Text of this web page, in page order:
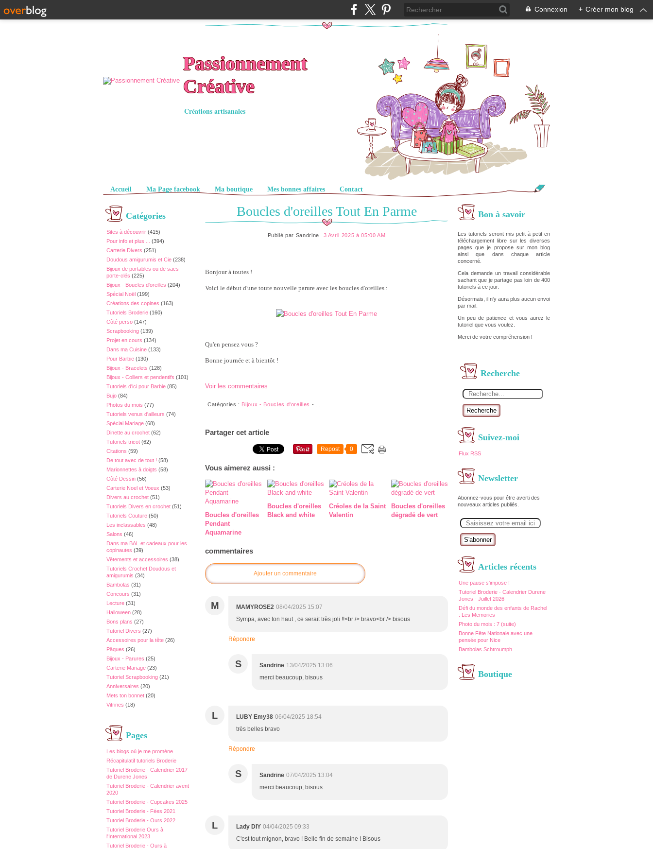
Connexion + Créer mon blog
Passionnement
Créative
Créations artisanales
Pages
Accueil Ma Page facebook Ma boutique Mes bonnes affaires Contact
Catégories
Sites à découvrir (415)
Pour info et plus ...
(394)
Carterie Divers (251)
Doudous amigurumis et Cie (238)
Bijoux de portables ou de sacs -
porte-clés (225)
Bijoux - Boucles d'oreilles (204)
Spécial Noël (199)
Créations des copines (163)
Tutoriels Broderie (160)
Côté perso (147)
Scrapbooking (139)
Projet en cours (134)
Dans ma Cuisine (133)
Pour Barbie (130)
Bijoux - Bracelets (128)
Bijoux - Colliers et pendentifs (101)
Tutoriels d'ici pour Barbie (85)
Bujo (84)
Photos du mois (77)
Tutoriels venus d'ailleurs (74)
Spécial Mariage (68)
Dinette au crochet (62)
Tutoriels tricot (62)
Citations (59)
De tout avec de tout ! (58)
Marionnettes à doigts (58)
Côté Dessin (56)
Carterie Noel et Voeux (53)
Divers au crochet (51)
Tutoriels Divers en crochet (51)
Tutoriels Couture (50)
Les inclassables (48)
Salons (46)
Dans ma BAL et cadeaux pour les
copinautes (39)
Vêtements et accessoires (38)
Tutoriels Crochet Doudous et
amigurumis (34)
Bambolas (31)
Concours (31)
Lecture (31)
Halloween (28)
Bons plans (27)
Tutoriel Divers (27)
Accessoires pour la tête (26)
Pâques (26)
Bijoux - Parures (25)
Carterie Mariage (23)
Tutoriel Scrapbooking (21)
Anniversaires (20)
Mets ton bonnet (20)
Vitrines (18)
Pages
Les blogs où je me promène
Récapitulatif tutoriels Broderie
Tutoriel Broderie - Calendrier 2017
de Durene Jones
Tutoriel Broderie - Calendrier avent
2020
Tutoriel Broderie - Cupcakes 2025
Tutoriel Broderie - Fées 2021
Tutoriel Broderie - Ours 2022
Tutoriel Broderie Ours à
l'International 2023
Tutoriel Broderie - Ours à
Bon à savoir
Les tutoriels seront mis petit à petit en
téléchargement libre sur les diverses
pages que je propose sur mon blog
ainsi que dans chaque article
concerné.
Cela demande un travail considérable
sachant que je partage pas loin de 400
tutoriels à ce jour.
Désormais, il n'y aura plus aucun envoi
par mail.
Un peu de patience et vous aurez le
tutoriel que vous voulez.
Merci de votre compréhension !
Recherche
Recherche
Suivez-moi
Flux RSS
Newsletter
Abonnez-vous pour être averti des
nouveaux articles publiés.
m
Articles récents
Une pause s'impose !
Tutoriel Broderie - Calendrier Durene
Jones - Juillet 2026
Défi du monde des enfants de Rachel
: Les Memories
Photo du mois : 7 (suite)
Bonne Fête Nationale avec une
pensée pour Nice
Bambolas Schtroumph
Boutique
Boucles d'oreilles Tout En Parme
Publié par Sandrine 3 Avril 2025 à 05:00 AM
Bonjour à toutes !
Voici le début d'une toute nouvelle parure avec les boucles d'oreilles :
Qu'en pensez vous ?
Bonne journée et à bientôt !
Voir les commentaires
Catégories : Bijoux - Boucles d'oreilles -
Partager cet article
Repost 0
Vous aimerez aussi :
Boucles d'oreilles
Pendant
Aquamarine
Boucles d'oreilles
Black and white
Créoles de la Saint
Valentin
Boucles d'oreilles
dégradé de vert
commentaires
Ajouter un commentaire
M MAMYROSE2 08/04/2025 15:07
Sympa, avec ton haut , ce serait très joli !!<br /> bravo<br /> bisous
Répondre
S Sandrine 13/04/2025 13:06
merci beaucoup, bisous
L LUBY Emy38 06/04/2025 18:54
très belles bravo
Répondre
S Sandrine 07/04/2025 13:04
merci beaucoup, bisous
L Lady DIY 04/04/2025 09:33
C'est tout mignon, bravo ! Belle fin de semaine ! Bisous